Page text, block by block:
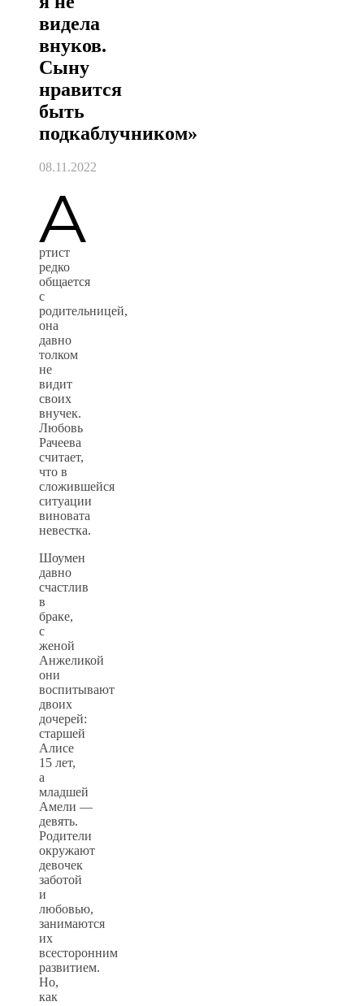
видела
внуков.
Сыну
нравится
быть
подкаблучником»
08.11.2022
А
ртист
редко
общается
с
родительницей,
она
давно
толком
не
видит
своих
внучек.
Любовь
Рачеева
считает,
что в
сложившейся
ситуации
виновата
невестка.
Шоумен
давно
счастлив
в
браке,
с
женой
Анжеликой
они
воспитывают
двоих
дочерей:
старшей
Алисе
15 лет,
а
младшей
Амели —
девять.
Родители
окружают
девочек
заботой
и
любовью,
занимаются
их
всесторонним
развитием.
Но,
как